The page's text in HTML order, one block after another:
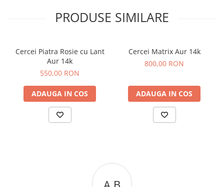
PRODUSE SIMILARE
Cercei Piatra Rosie cu Lant
Aur 14k
550,00 RON
ADAUGA IN COS
Cercei Matrix Aur 14k
800,00 RON
ADAUGA IN COS